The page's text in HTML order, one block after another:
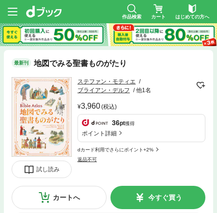
作品検索 カート はじめての方へ
最新刊 地図でみる聖書ものがたり
試し読み
ステファン・モティエ
ブライアン・デルフ
他1名
3,960(税込)
36pt獲得
ポイント詳細
dカード利用でさらにポイント+2%
返品不可
カートへ 今すぐ買う